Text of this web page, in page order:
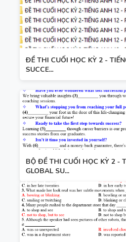
ĐỀ THI CUỐI HỌC KỲ 2 -
SUCCE...
BỘ ĐỀ THI CUỐI HỌC KỲ 2 -
GLOBAL SU...